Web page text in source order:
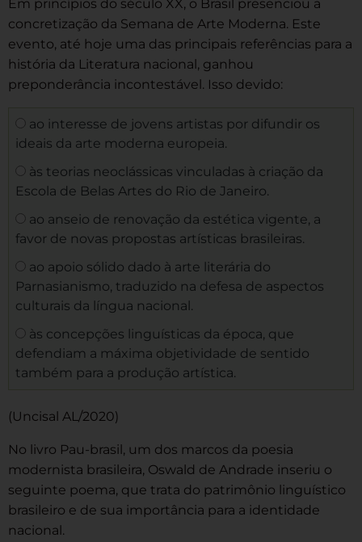
Em princípios do século XX, o Brasil presenciou a
concretização da Semana de Arte Moderna. Este
evento, até hoje uma das principais referências para a
história da Literatura nacional, ganhou
preponderância incontestável. Isso devido:
ao interesse de jovens artistas por difundir os
ideais da arte moderna europeia.
às teorias neoclássicas vinculadas à criação da
Escola de Belas Artes do Rio de Janeiro.
ao anseio de renovação da estética vigente, a
favor de novas propostas artísticas brasileiras.
ao apoio sólido dado à arte literária do
Parnasianismo, traduzido na defesa de aspectos
culturais da língua nacional.
às concepções linguísticas da época, que
defendiam a máxima objetividade de sentido
também para a produção artística.
(Uncisal AL/2020)
No livro Pau-brasil, um dos marcos da poesia
modernista brasileira, Oswald de Andrade inseriu o
seguinte poema, que trata do patrimônio linguístico
brasileiro e de sua importância para a identidade
nacional.